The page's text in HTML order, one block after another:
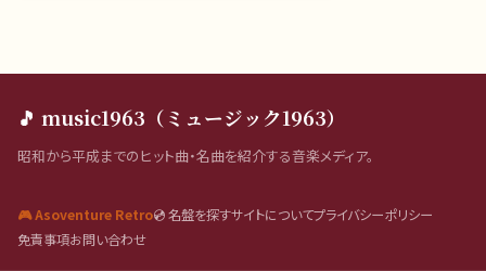
🎵 music1963（ミュージック1963）
昭和から平成までのヒット曲・名曲を紹介する音楽メディア。
🎮 Asoventure Retro💿 名盤を探すサイトについてプライバシーポリシー
免責事項お問い合わせ